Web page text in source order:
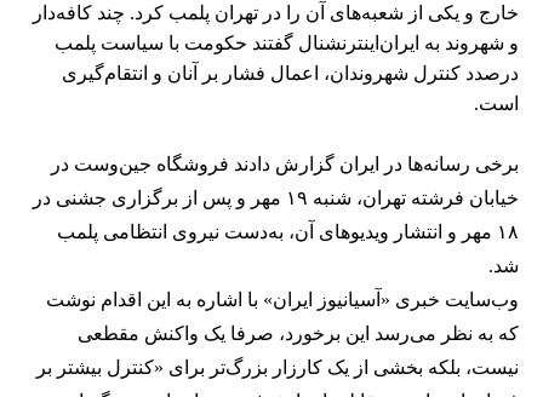
خارج و یکی از شعبه‌های آن را در تهران پلمب کرد. چند کافه‌‌دار
و شهروند به ایران‌اینترنشنال گفتند حکومت با سیاست پلمب
درصدد کنترل شهروندان، اعمال فشار بر آنان و انتقام‌گیری
است.
برخی رسانه‌ها در ایران گزارش دادند فروشگاه جین‌وست در
خیابان فرشته تهران، شنبه ۱۹ مهر و پس از برگزاری جشنی در
۱۸ مهر و انتشار ویدیوهای آن، به‌دست نیروی انتظامی پلمب
شد.
وب‌سایت خبری «آسیانیوز ایران» با اشاره به این اقدام نوشت
که به نظر می‌رسد این برخورد، صرفا یک واکنش مقطعی
نیست، بلکه بخشی از یک کارزار بزرگ‌تر برای «کنترل بیشتر بر